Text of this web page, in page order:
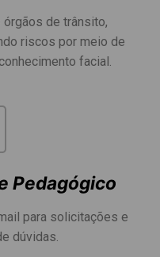
de trânsito,
riscos por meio de
facial.
Pedagógico
para solicitações e
dúvidas.